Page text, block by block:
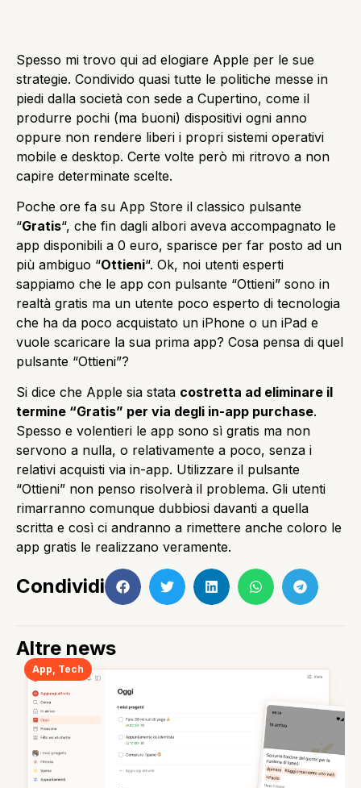
Spesso mi trovo qui ad elogiare Apple per le sue
strategie. Condivido quasi tutte le politiche messe in
piedi dalla società con sede a Cupertino, come il
produrre pochi (ma buoni) dispositivi ogni anno
oppure non rendere liberi i propri sistemi operativi
mobile e desktop. Certe volte però mi ritrovo a non
capire determinate scelte.
Poche ore fa su App Store il classico pulsante
“Gratis“, che fin dagli albori aveva accompagnato le
app disponibili a 0 euro, sparisce per far posto ad un
più ambiguo “Ottieni“. Ok, noi utenti esperti
sappiamo che le app con pulsante “Ottieni” sono in
realtà gratis ma un utente poco esperto di tecnologia
che ha da poco acquistato un iPhone o un iPad e
vuole scaricare la sua prima app? Cosa pensa di quel
pulsante “Ottieni”?
Si dice che Apple sia stata costretta ad eliminare il
termine “Gratis” per via degli in-app purchase.
Spesso e volentieri le app sono sì gratis ma non
servono a nulla, o relativamente a poco, senza i
relativi acquisti via in-app. Utilizzare il pulsante
“Ottieni” non penso risolverà il problema. Gli utenti
rimarranno comunque dubbiosi davanti a quella
scritta e così ci andranno a rimettere anche coloro le
app gratis le realizzano veramente.
Condividi
Altre news
App Tech